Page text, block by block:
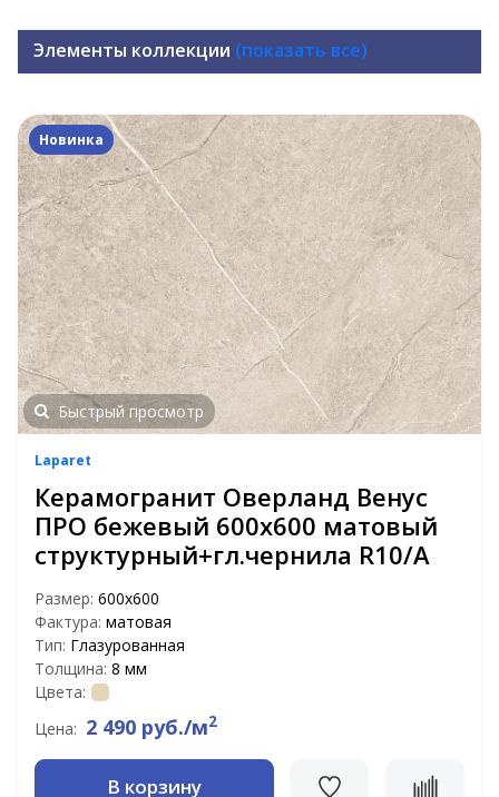
Элементы коллекции (показать все)
Новинка
Быстрый просмотр
Laparet
Керамогранит Оверланд Венус
ПРО бежевый 600x600 матовый
структурный+гл.чернила R10/A
Размер: 600x600
Фактура: матовая
Тип: Глазурованная
Толщина: 8 мм
Цвета:
Цена: 2 490 руб./м2
В корзину